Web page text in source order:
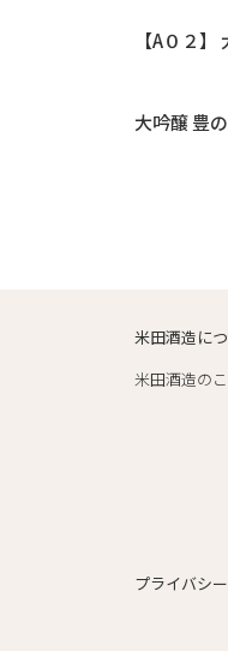
【A０２
大吟醸 豊
米田酒造に
米田酒造の
プライバシ